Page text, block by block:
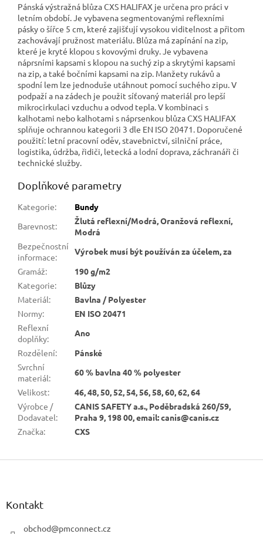
Pánská výstražná blůza CXS HALIFAX je určena pro práci v
letním období. Je vybavena segmentovanými reflexními
pásky o šířce 5 cm, které zajišťují vysokou viditelnost a přitom
zachovávají pružnost materiálu. Blůza má zapínání na zip,
které je kryté klopou s kovovými druky. Je vybavena
náprsními kapsami s klopou na suchý zip a skrytými kapsami
na zip, a také bočními kapsami na zip. Manžety rukávů a
spodní lem lze jednoduše utáhnout pomocí suchého zipu. V
podpaží a na zádech je použit síťovaný materiál pro lepší
mikrocirkulaci vzduchu a odvod tepla. V kombinaci s
kalhotami nebo kalhotami s náprsenkou blůza CXS HALIFAX
splňuje ochrannou kategorii 3 dle EN ISO 20471. Doporučené
použití: letní pracovní oděv, stavebnictví, silniční práce,
logistika, údržba, řidiči, letecká a lodní doprava, záchranáři či
technické služby.
Doplňkové parametry
Kategorie:
Bundy
Barevnost:
Žlutá reflexní/Modrá, Oranžová reflexní,
Modrá
Bezpečnostní
informace:
Výrobek musí být používán za účelem, za
Gramáž:
190 g/m2
Kategorie:
Blůzy
Materiál:
Bavlna / Polyester
Normy:
EN ISO 20471
Reflexní
doplňky:
Ano
Rozdělení:
Pánské
Svrchní
materiál:
60 % bavlna 40 % polyester
Velikost:
46, 48, 50, 52, 54, 56, 58, 60, 62, 64
Výrobce /
Dodavatel:
CANIS SAFETY a.s., Poděbradská 260/59,
Praha 9, 198 00, email: canis@canis.cz
Značka: CXS
Z
Kontakt
obchod@pmconnect.cz